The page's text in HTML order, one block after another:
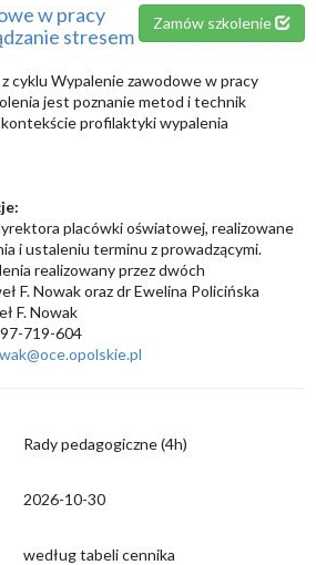
w pracy
stresem
Zamów szkolenie
cyklu Wypalenie zawodowe w pracy
jest poznanie metod i technik
profilaktyki wypalenia
placówki oświatowej, realizowane
i ustaleniu terminu z prowadzącymi.
realizowany przez dwóch
F. Nowak oraz dr Ewelina Policińska
F. Nowak
719-604
Rady pedagogiczne (4h)
2026-10-30
według tabeli cennika